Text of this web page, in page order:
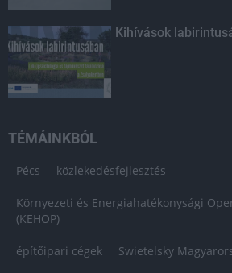
Kihívások
TÉMÁINKBÓL
Pécs közlekedésfejlesztés
Környezeti és Energiahatékonysági
(KEHOP)
építőipari cégek Swietelsky